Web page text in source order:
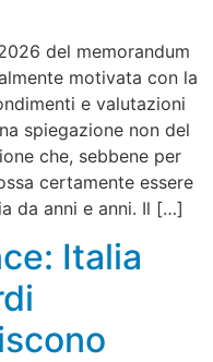
del memorandum
motivata con la
e valutazioni
spiegazione non del
che, sebbene per
certamente essere
da anni e anni. Il […]
Italia